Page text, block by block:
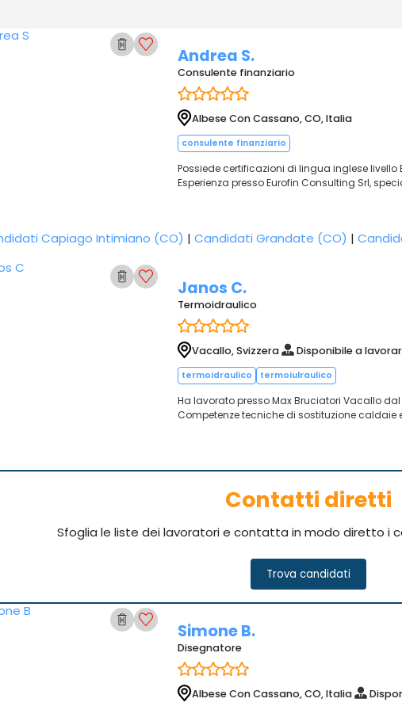
Andrea S.
Consulente finanziario
Albese Con Cassano, CO, Italia
consulente finanziario
Possiede certificazioni di lingua inglese livello
Esperienza presso Eurofin Consulting Srl,
Capiago Intimiano (CO) | Candidati Grandate (CO) |
Janos C.
Termoidraulico
Vacallo, Svizzera Disponibile a
termoidraulico termoiulraulico
Ha lavorato presso Max Bruciatori Vacallo dal
Competenze tecniche di sostituzione caldaie
Contatti diretti
Sfoglia le liste dei lavoratori e contatta in modo diretto i
Trova candidati
Simone B.
Disegnatore
Albese Con Cassano, CO, Italia